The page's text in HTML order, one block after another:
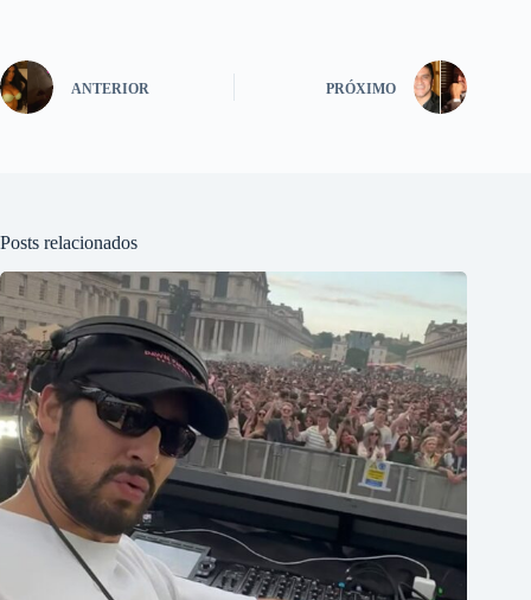
ANTERIOR PRÓXIMO
Posts relacionados